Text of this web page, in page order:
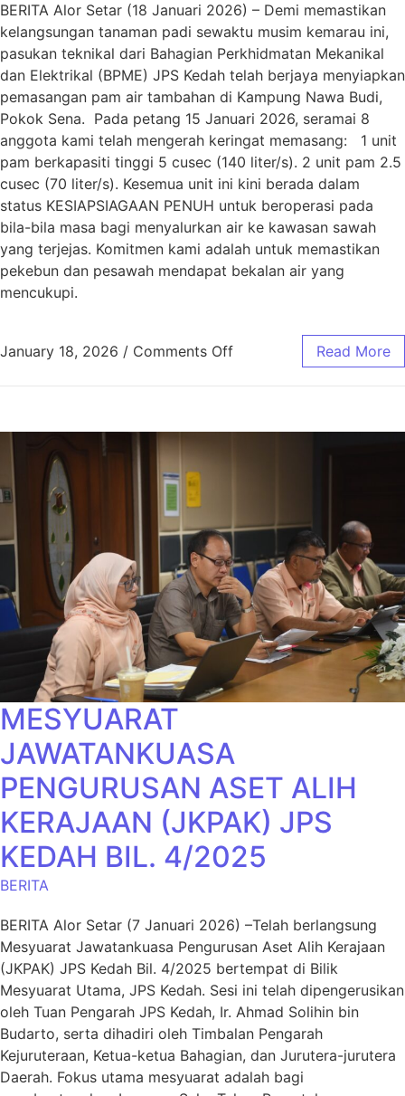
BERITA Alor Setar (18 Januari 2026) – Demi memastikan
kelangsungan tanaman padi sewaktu musim kemarau ini,
pasukan teknikal dari Bahagian Perkhidmatan Mekanikal
dan Elektrikal (BPME) JPS Kedah telah berjaya menyiapkan
pemasangan pam air tambahan di Kampung Nawa Budi,
Pokok Sena. Pada petang 15 Januari 2026, seramai 8
anggota kami telah mengerah keringat memasang: 1 unit
pam berkapasiti tinggi 5 cusec (140 liter/s). 2 unit pam 2.5
cusec (70 liter/s). Kesemua unit ini kini berada dalam
status KESIAPSIAGAAN PENUH untuk beroperasi pada
bila-bila masa bagi menyalurkan air ke kawasan sawah
yang terjejas. Komitmen kami adalah untuk memastikan
pekebun dan pesawah mendapat bekalan air yang
mencukupi.
January 18, 2026 / Comments Off Read More
MESYUARAT
JAWATANKUASA
PENGURUSAN ASET ALIH
KERAJAAN (JKPAK) JPS
KEDAH BIL. 4/2025
BERITA
BERITA Alor Setar (7 Januari 2026) –Telah berlangsung
Mesyuarat Jawatankuasa Pengurusan Aset Alih Kerajaan
(JKPAK) JPS Kedah Bil. 4/2025 bertempat di Bilik
Mesyuarat Utama, JPS Kedah. Sesi ini telah dipengerusikan
oleh Tuan Pengarah JPS Kedah, Ir. Ahmad Solihin bin
Budarto, serta dihadiri oleh Timbalan Pengarah
Kejuruteraan, Ketua-ketua Bahagian, dan Jurutera-jurutera
Daerah. Fokus utama mesyuarat adalah bagi